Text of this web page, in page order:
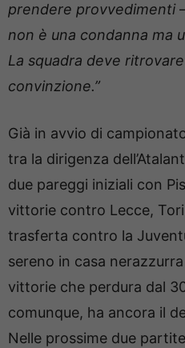
prendere provvedimenti
non è una condanna ma
La squadra deve
convinzione.”
Già in avvio di
tra la dirigenza
due pareggi iniziali con
vittorie contro Lecce,
trasferta contro la
sereno in casa
vittorie che perdura dal
comunque, ha ancora il
Nelle prossime due